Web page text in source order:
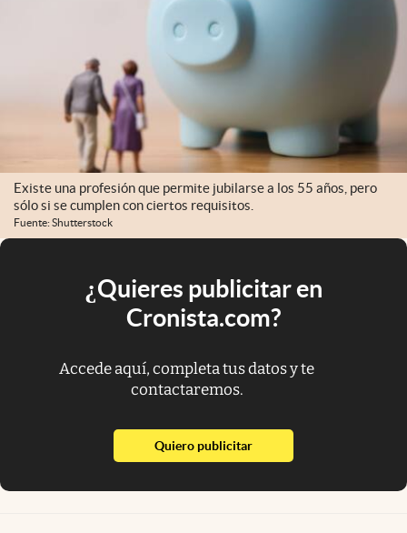
Existe una profesión que permite jubilarse a los 55 años, pero
sólo si se cumplen con ciertos requisitos.
Fuente: Shutterstock
¿Quieres publicitar en
Cronista.com?
Accede aquí, completa tus datos y te
contactaremos.
Quiero publicitarabre en nueva pestaña